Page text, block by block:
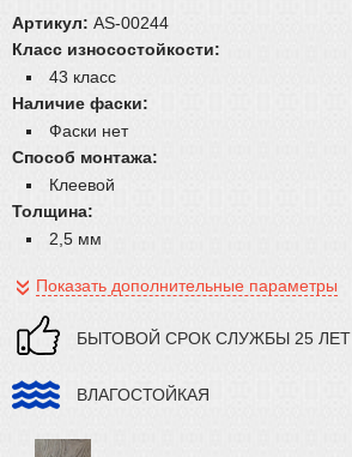
Артикул: AS-00244
Класс износостойкости:
43 класс
Наличие фаски:
Фаски нет
Способ монтажа:
Клеевой
Толщина:
2,5 мм
Показать дополнительные параметры
БЫТОВОЙ СРОК СЛУЖБЫ 25 ЛЕТ
ВЛАГОСТОЙКАЯ